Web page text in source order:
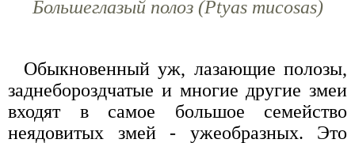
Большеглазый полоз (Ptyas mucosas)
Обыкновенный уж, лазающие полозы,
заднебороздчатые и многие другие змеи
входят в самое большое семейство
неядовитых змей - ужеобразных. Это